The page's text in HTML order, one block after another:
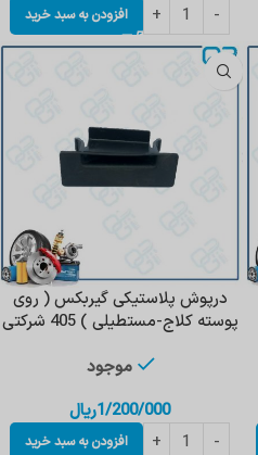
افزودن به سبد خرید
‌درپوش‌ پلاستیکی گیربکس‌ ( روی
پوسته کلاج-مستطیلی ) 405 شرکتی
موجود
1/200/000ریال
افزودن به سبد خرید